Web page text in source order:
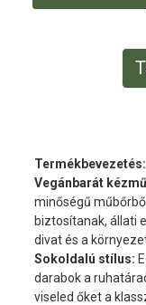
Termékbevezetés:
Vegánbarát
minőségű
biztosítanak, állati
divat és a
Sokoldalú stílus:
darabok a
viseled őket a